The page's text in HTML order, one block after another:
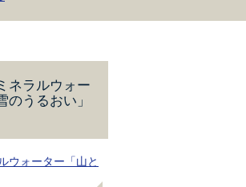
ネラルウォー
のうるおい」
ウォーター「山と